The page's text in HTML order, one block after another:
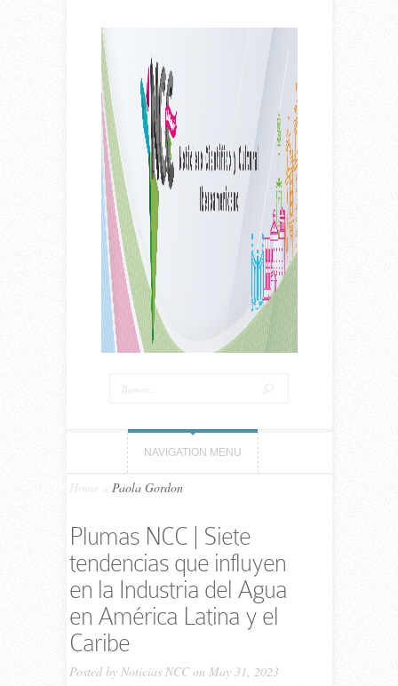
NAVIGATION MENU
Home Pao­la Gor­don
Plumas NCC | Siete
tendencias que influyen
en la Industria del Agua
en América Latina y el
Caribe
Posted by Noticias NCCon May 31, 2023